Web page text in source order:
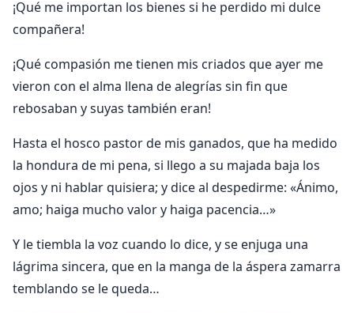
¡Qué me importan los bienes si he perdido mi dulce
compañera!
¡Qué compasión me tienen mis criados que ayer me
vieron con el alma llena de alegrías sin fin que
rebosaban y suyas también eran!
Hasta el hosco pastor de mis ganados, que ha medido
la hondura de mi pena, si llego a su majada baja los
ojos y ni hablar quisiera; y dice al despedirme: «Ánimo,
amo; haiga mucho valor y haiga pacencia…»
Y le tiembla la voz cuando lo dice, y se enjuga una
lágrima sincera, que en la manga de la áspera zamarra
temblando se le queda…